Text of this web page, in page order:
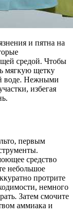
и пятна на
средой. Чтобы
мягкую щетку
воде. Нежными
избегая
первым
средство
небольшое
протрите
немного
Затем смочите
аммиака и